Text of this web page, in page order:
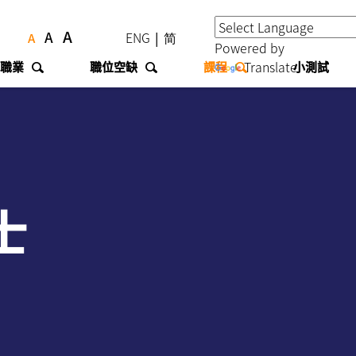
A A A ENG | 简
職業 職位空缺 課程 小測試
Powered by
Translate